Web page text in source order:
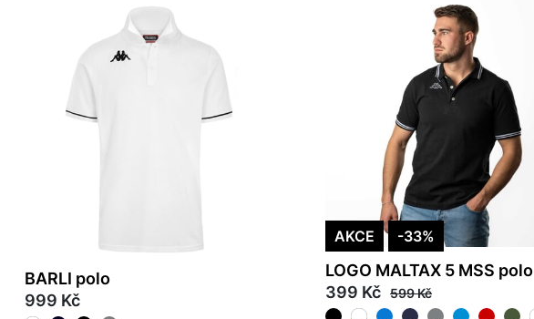
BARLI polo
999 Kč
AKCE -33%
LOGO MALTAX 5 MSS polo
399 Kč 599 Kč